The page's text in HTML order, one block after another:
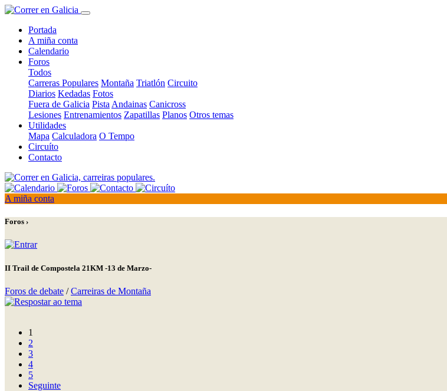
Portada
A miña conta
Calendario
Foros
Todos
Carreras Populares Montaña Triatlón Circuito
Diarios Kedadas Fotos
Fuera de Galicia Pista Andainas Canicross
Lesiones Entrenamientos Zapatillas Planos Otros temas
Utilidades
Mapa Calculadora O Tempo
Circuíto
Contacto
A miña conta
Foros ›
II Trail de Compostela 21KM -13 de Marzo-
Foros de debate /Carreiras de Montaña
1
2
3
4
5
Seguinte